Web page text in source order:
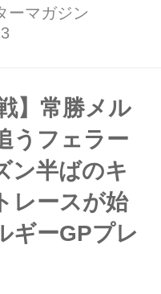
ペスト近郊のハン
する。ハンガリー
る。オーバーテイク
イアウトで、レース
トルが繰...
ーマガジン
】常勝メル
うフェラー
ン半ばのキ
レースが始
ギーGPプレ